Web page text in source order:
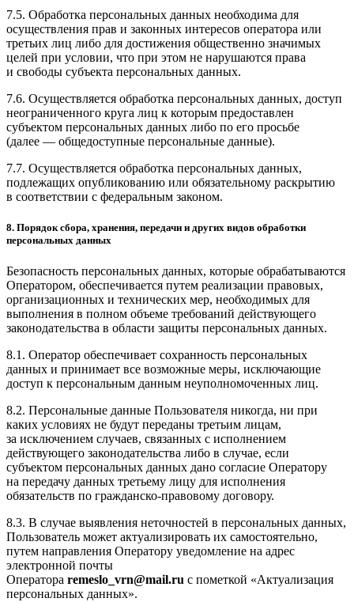
7.5. Обработка персональных данных необходима для
осуществления прав и законных интересов оператора или
третьих лиц либо для достижения общественно значимых
целей при условии, что при этом не нарушаются права
и свободы субъекта персональных данных.
7.6. Осуществляется обработка персональных данных, доступ
неограниченного круга лиц к которым предоставлен
субъектом персональных данных либо по его просьбе
(далее — общедоступные персональные данные).
7.7. Осуществляется обработка персональных данных,
подлежащих опубликованию или обязательному раскрытию
в соответствии с федеральным законом.
8. Порядок сбора, хранения, передачи и других видов обработки
персональных данных
Безопасность персональных данных, которые обрабатываются
Оператором, обеспечивается путем реализации правовых,
организационных и технических мер, необходимых для
выполнения в полном объеме требований действующего
законодательства в области защиты персональных данных.
8.1. Оператор обеспечивает сохранность персональных
данных и принимает все возможные меры, исключающие
доступ к персональным данным неуполномоченных лиц.
8.2. Персональные данные Пользователя никогда, ни при
каких условиях не будут переданы третьим лицам,
за исключением случаев, связанных с исполнением
действующего законодательства либо в случае, если
субъектом персональных данных дано согласие Оператору
на передачу данных третьему лицу для исполнения
обязательств по гражданско-правовому договору.
8.3. В случае выявления неточностей в персональных данных,
Пользователь может актуализировать их самостоятельно,
путем направления Оператору уведомление на адрес
электронной почты
Оператора remeslo_vrn@mail.ru с пометкой «Актуализация
персональных данных».